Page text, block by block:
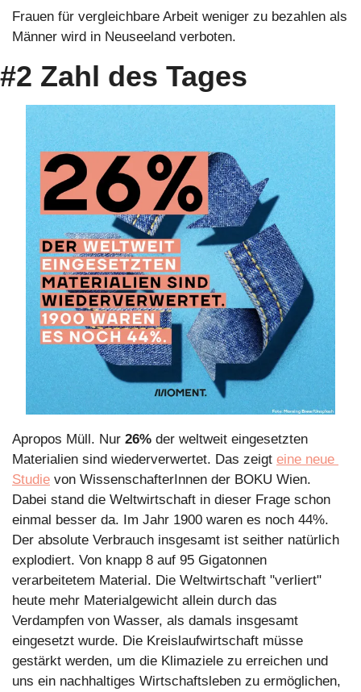
Frauen für vergleichbare Arbeit weniger zu bezahlen als
Männer wird in Neuseeland verboten.
#2 Zahl des Tages
Apropos Müll. Nur 26% der weltweit eingesetzten
Materialien sind wiederverwertet. Das zeigt eine neue
Studie von WissenschafterInnen der BOKU Wien.
Dabei stand die Weltwirtschaft in dieser Frage schon
einmal besser da. Im Jahr 1900 waren es noch 44%.
Der absolute Verbrauch insgesamt ist seither natürlich
explodiert. Von knapp 8 auf 95 Gigatonnen
verarbeitetem Material. Die Weltwirtschaft "verliert"
heute mehr Materialgewicht allein durch das
Verdampfen von Wasser, als damals insgesamt
eingesetzt wurde. Die Kreislaufwirtschaft müsse
gestärkt werden, um die Klimaziele zu erreichen und
uns ein nachhaltiges Wirtschaftsleben zu ermöglichen,